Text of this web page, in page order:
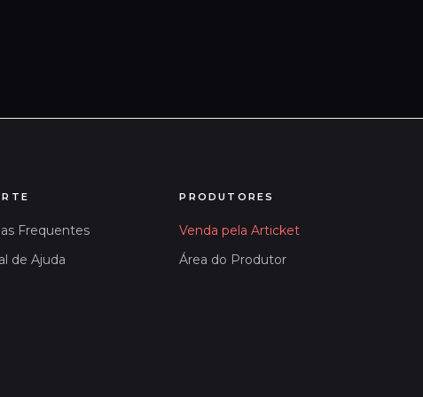
Frequentes
de Ajuda
PRODUTORES
Venda pela Articket
Área do Produtor